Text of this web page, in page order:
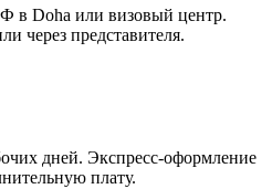
в Doha или визовый центр.
через представителя.
дней. Экспресс-оформление
плату.